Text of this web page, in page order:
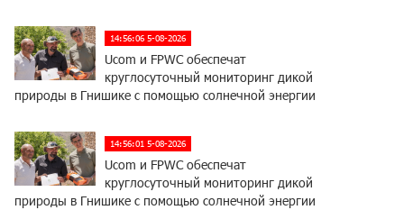
14:56:06 5-08-2026
Ucom и FPWC обеспечат
круглосуточный мониторинг дикой
природы в Гнишике с помощью солнечной энергии
14:56:01 5-08-2026
Ucom и FPWC обеспечат
круглосуточный мониторинг дикой
природы в Гнишике с помощью солнечной энергии